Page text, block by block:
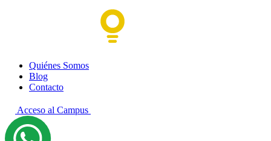
Quiénes Somos
Blog
Contacto
Acceso al Campus